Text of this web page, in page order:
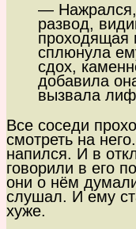
— Нажрался,
развод,
проходящая
сплюнула
сдох,
добавила
вызвала
Все соседи
смотреть на
напился. И в
говорили в его
они о нём
слушал. И ему
хуже.